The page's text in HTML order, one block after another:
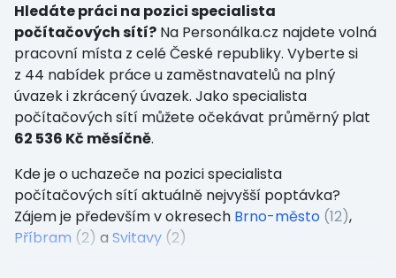
Hledáte práci na pozici specialista
počítačových sítí? Na Personálka.cz najdete volná
pracovní místa z celé České republiky. Vyberte si
z 44 nabídek práce u zaměstnavatelů na plný
úvazek i zkrácený úvazek. Jako specialista
počítačových sítí můžete očekávat průměrný plat
62 536 Kč měsíčně.
Kde je o uchazeče na pozici specialista
počítačových sítí aktuálně nejvyšší poptávka?
Zájem je především v okresech Brno-město (12),
Příbram (2) a Svitavy (2)